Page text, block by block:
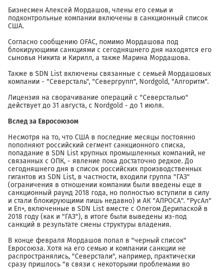
Бизнесмен Алексей Мордашов, члены его семьи и
подконтрольные компании включены в санкционный список
США.
Согласно сообщению OFAC, помимо Мордашова под
блокирующими санкциями с сегодняшнего дня находятся его
сыновья Никита и Кирилл, а также Марина Мордашова.
Также в SDN List включены связанные с семьей Мордашовых
компании - "Северсталь", "Севергрупп", Nordgold, "Алгоритм".
Лицензия на сворачивание операций с "Северсталью"
действует до 31 августа, с Nordgold - до 1 июля.
Вслед за Евросоюзом
Несмотря на то, что США в последние месяцы постоянно
пополняют российский сегмент санкционного списка,
попадание в SDN List крупных промышленных компаний, не
связанных с ОПК, - явление пока достаточно редкое. До
сегодняшнего дня в список российских производственных
гигантов из SDN List, в частности, входили группа "ГАЗ"
(ограничения в отношении компании были введены еще в
санкционный раунд 2018 года, но полностью вступили в силу
и стали блокирующими лишь недавно) и АК "АЛРОСА". "РусАл"
и En+, включенные в SDN List вместе с Олегом Дерипаской в
2018 году (как и "ГАЗ"), в итоге были выведены из-под
санкций в результате смены структуры владения.
В конце февраля Мордашов попал в "черный список"
Евросоюза. Хотя на его семью и компании санкции не
распространялись, "Северстали", например, практически
сразу пришлось "в связи с некоторыми проблемами во